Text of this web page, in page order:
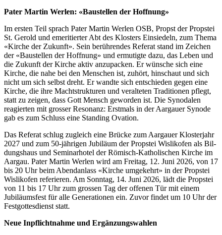
Pater Mar­tin Werlen: «Baustellen der Hoff­nung»
Im ersten Teil sprach Pater Mar­tin Werlen OSB, Propst der Prop­stei
St. Gerold und emer­i­tiert­er Abt des Klosters Ein­siedeln, zum The­ma
«Kirche der Zukun­ft». Sein berühren­des Refer­at stand im Zeichen
der «Baustellen der Hoff­nung» und ermutigte dazu, das Leben und
die Zukun­ft der Kirche aktiv anzu­pack­en. Er wün­sche sich eine
Kirche, die nahe bei den Men­schen ist, zuhört, hin­schaut und sich
nicht um sich selb­st dreht. Er wandte sich entsch­ieden gegen eine
Kirche, die ihre Macht­struk­turen und ver­al­teten Tra­di­tio­nen pflegt,
statt zu zeigen, dass Gott Men­sch gewor­den ist. Die Syn­odalen
reagierten mit gross­er Res­o­nanz: Erst­mals in der Aar­gauer Syn­ode
gab es zum Schluss eine Stand­ing Ova­tion.
Das Refer­at schlug zugle­ich eine Brücke zum Aar­gauer Kloster­jahr
2027 und zum 50‑jährigen Jubiläum der Prop­stei Wis­likofen als Bil­
dung­shaus und Sem­i­narho­tel der Römisch-Katholis­chen Kirche im
Aar­gau. Pater Mar­tin Werlen wird am Fre­itag, 12. Juni 2026, von 17
bis 20 Uhr beim Aben­dan­lass «Kirche umgekehrt» in der Prop­stei
Wis­likofen referieren. Am Son­ntag, 14. Juni 2026, lädt die Prop­stei
von 11 bis 17 Uhr zum grossen Tag der offe­nen Tür mit einem
Jubiläums­fest für alle Gen­er­a­tio­nen ein. Zuvor find­et um 10 Uhr der
Fest­gottes­di­enst statt.
Neue Inpflicht­nahme und Ergänzungswahlen